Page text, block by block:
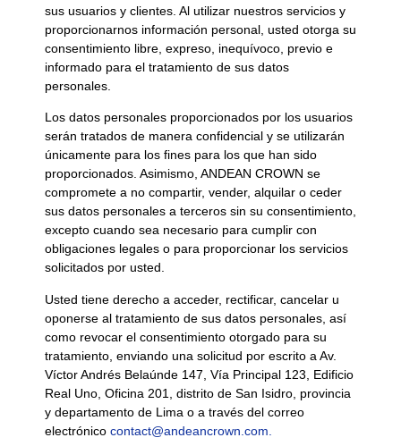
sus usuarios y clientes. Al utilizar nuestros servicios y
proporcionarnos información personal, usted otorga su
consentimiento libre, expreso, inequívoco, previo e
informado para el tratamiento de sus datos
personales.
Los datos personales proporcionados por los usuarios
serán tratados de manera confidencial y se utilizarán
únicamente para los fines para los que han sido
proporcionados. Asimismo, ANDEAN CROWN se
compromete a no compartir, vender, alquilar o ceder
sus datos personales a terceros sin su consentimiento,
excepto cuando sea necesario para cumplir con
obligaciones legales o para proporcionar los servicios
solicitados por usted.
Usted tiene derecho a acceder, rectificar, cancelar u
oponerse al tratamiento de sus datos personales, así
como revocar el consentimiento otorgado para su
tratamiento, enviando una solicitud por escrito a Av.
Víctor Andrés Belaúnde 147, Vía Principal 123, Edificio
Real Uno, Oficina 201, distrito de San Isidro, provincia
y departamento de Lima o a través del correo
electrónico contact@andeancrown.com.